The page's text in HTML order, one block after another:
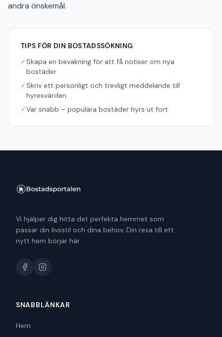
andra önskemål.
TIPS FÖR DIN BOSTADSSÖKNING
✓Skapa en bevakning för att få notiser om nya
bostäder
✓Skriv ett personligt och trevligt meddelande till
hyresvärden
✓Var snabb – populära bostäder hyrs ut fort
Vi hjälper dig hitta det perfekta hemmet som
passar din livsstil och dina behov. Din resa till ett
nytt hem börjar här.
SNABBLÄNKAR
Hem